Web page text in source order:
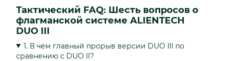
Тактический FAQ: Шесть вопросов о
флагманской системе ALIENTECH
DUO III
1. В чем главный прорыв версии DUO III по
сравнению с DUO II?